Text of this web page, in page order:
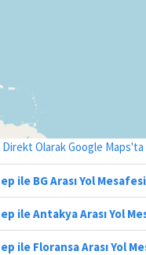
Direkt Olarak Google
ile BG Arası Yol
ile Antakya Arası Yol
ile Floransa Arası Yol